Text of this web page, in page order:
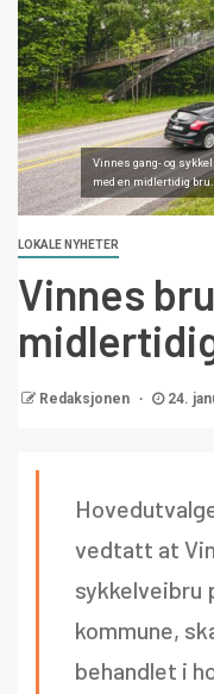
Vinnes gang- og
med en midlertidig
LOKALE NYHETER
Vinnes
Redaksjonen 24.
vedtatt at
sykkelveibru
kommune,
behandlet i